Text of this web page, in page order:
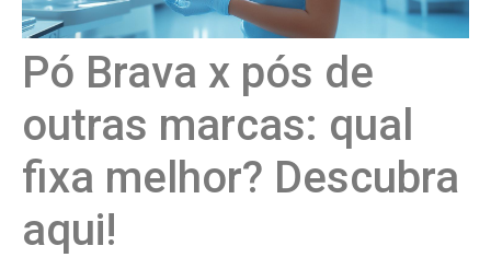
Pó Brava x pós de
outras marcas: qual
fixa melhor? Descubra
aqui!